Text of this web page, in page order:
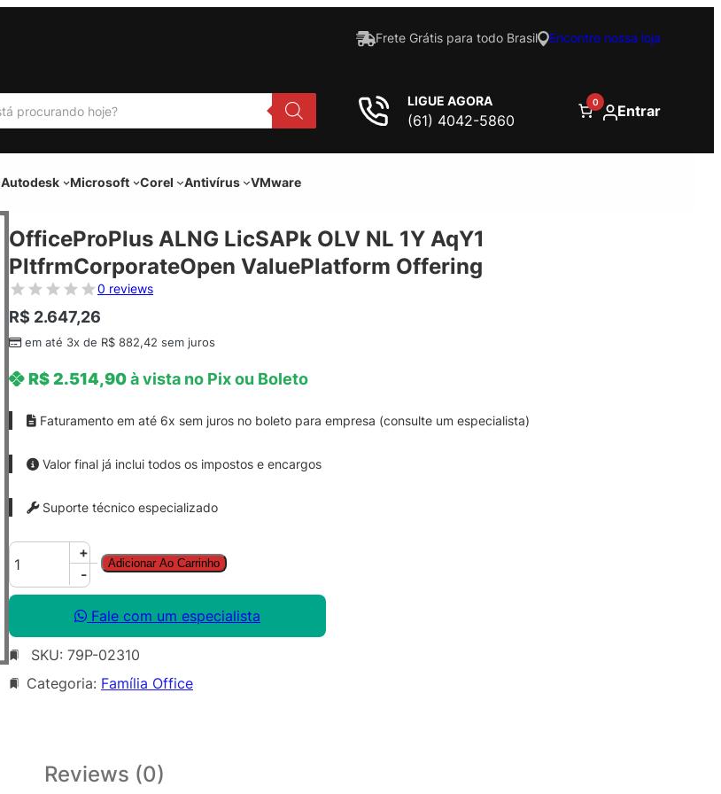
Frete Grátis para todo Brasil Encontre nossa loja
LIGUE AGORA
(61) 4042-5860
0 Entrar
Autodesk Microsoft Corel Antivírus VMware
OfficeProPlus ALNG LicSAPk OLV NL 1Y AqY1
PltfrmCorporateOpen ValuePlatform Offering
0 reviews
R$ 2.647,26
em até 3x de R$ 882,42 sem juros
R$2.514,90à vista no Pix ou Boleto
Faturamento em até 6x sem juros no boleto para empresa (consulte um especialista)
Valor final já inclui todos os impostos e encargos
Suporte técnico especializado
O
f
c
e
P
+
-
Adicionar Ao Carrinho
Fale com um especialista
SKU: 79P-02310
Categoria: Família Office
Reviews (0)